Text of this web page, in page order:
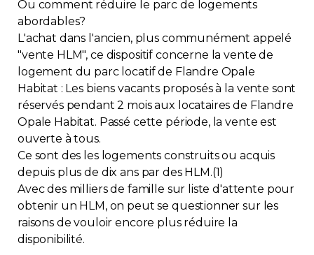
Médias
FAQ
Zone Membres
Contact
Adhésion
Ou comment réduire le parc de logements
abordables?
L'achat dans l'ancien, plus communément appelé
"vente HLM", ce dispositif concerne la vente de
logement du parc locatif de Flandre Opale
Habitat : Les biens vacants proposés à la vente sont
réservés pendant 2 mois aux locataires de Flandre
Opale Habitat. Passé cette période, la vente est
ouverte à tous.
Ce sont des les logements construits ou acquis
depuis plus de dix ans par des HLM.(1)
Avec des milliers de famille sur liste d'attente pour
obtenir un HLM, on peut se questionner sur les
raisons de vouloir encore plus réduire la
disponibilité.